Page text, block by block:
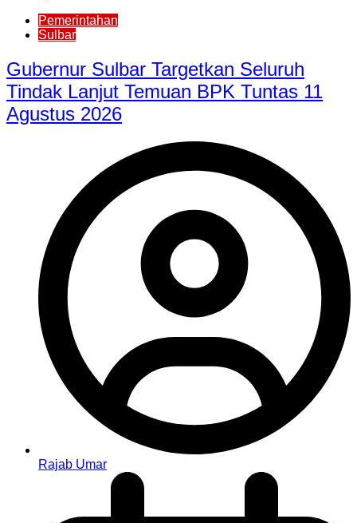
Pemerintahan
Sulbar
Gubernur Sulbar Targetkan Seluruh
Tindak Lanjut Temuan BPK Tuntas 11
Agustus 2026
Rajab Umar